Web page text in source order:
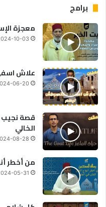
برامج
معجزة
10-03
علاش
06-20
قصة نجيب
الخالي
08-28
من أخطر
05-31